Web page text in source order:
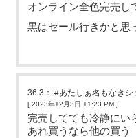
オンライン全色完売し
黒はセール行きかと思
36.3 ：#あたしぁ名もなきシ
[ 2023年12月3日 11:23 PM ]
完売してても冷静にい
あれ買うなら他の買う